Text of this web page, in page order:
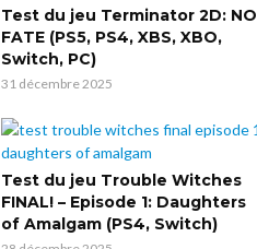
Test du jeu Terminator 2D: NO
FATE (PS5, PS4, XBS, XBO,
Switch, PC)
31 décembre 2025
Test du jeu Trouble Witches
FINAL! – Episode 1: Daughters
of Amalgam (PS4, Switch)